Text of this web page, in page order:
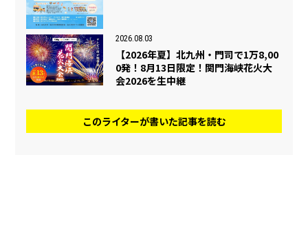
2026.08.03
【2026年夏】北九州・門司で1万8,00
0発！8月13日限定！関門海峡花火大
会2026を生中継
このライターが書いた記事を読む